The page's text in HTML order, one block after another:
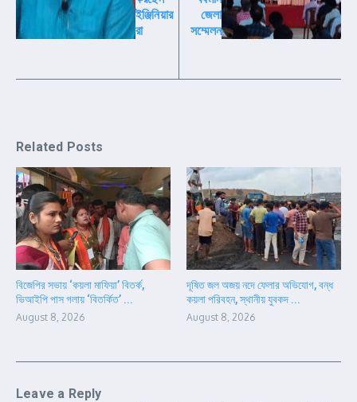
ইঞ্জিনিয়ার
রা
জেলা
সম্মেলন
Related Posts
বিজেপির সভায় ‘কয়লা মাফিয়া’ বিতর্ক,
ভিআইপি পাস গলায় ‘বিতর্কিত’ ...
August 8, 2026
দূষিত জল অজয় নদে ফেলার অভিযোগ, বন্ধ
কয়লা পরিবহন, স্থানীয় যুবকদ ...
August 8, 2026
Leave a Reply